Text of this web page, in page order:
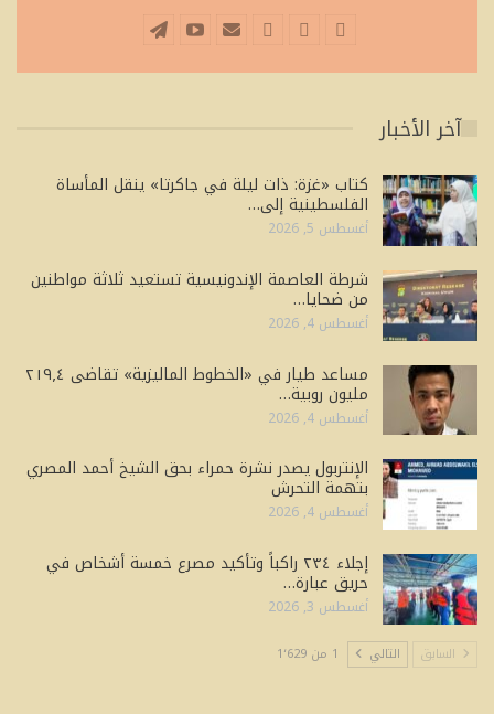
آخر الأخبار
كتاب «غزة: ذات ليلة في جاكرتا» ينقل المأساة
الفلسطينية إلى…
أغسطس 5, 2026
شرطة العاصمة الإندونيسية تستعيد ثلاثة مواطنين
من ضحايا…
أغسطس 4, 2026
مساعد طيار في «الخطوط الماليزية» تقاضى ٢١٩٫٤
مليون روبية…
أغسطس 4, 2026
الإنتربول يصدر نشرة حمراء بحق الشيخ أحمد المصري
بتهمة التحرش
أغسطس 4, 2026
إجلاء ٢٣٤ راكباً وتأكيد مصرع خمسة أشخاص في
حريق عبارة…
أغسطس 3, 2026
السابق التالي 1 من 1٬629